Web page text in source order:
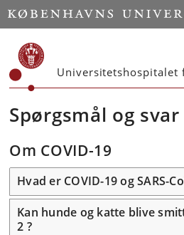
Start
Universitetshospitalet
Spørgsmål og svar
Om COVID-19
Hvad er COVID-19 og SARS-
Kan hunde og katte blive
2 ?